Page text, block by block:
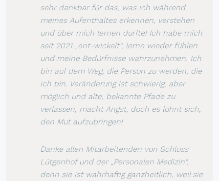
sehr dankbar für das, was ich während
meines Aufenthaltes erkennen, verstehen
und über mich lernen durfte! Ich habe mich
seit 2021 „ent-wickelt“, lerne wieder fühlen
und meine Bedürfnisse wahrzunehmen. Ich
bin auf dem Weg, die Person zu werden, die
ich bin. Veränderung ist schwierig, aber
möglich und alte, bekannte Pfade zu
verlassen, macht Angst, doch es lohnt sich,
den Mut aufzubringen!
Danke allen Mitarbeitenden von Schloss
Lütgenhof und der „Personalen Medizin“,
denn sie ist wahrhaftig ganzheitlich, weil sie